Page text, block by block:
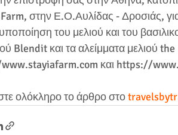
στην Ε.Ο.Αυλίδας - Δροσιάς,
του μελιού και του
Blendit και τα αλείμματα μελιού
και https://
ολόκληρο το άρθρο στο